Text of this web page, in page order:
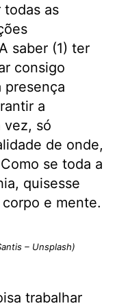
todas as
saber (1) ter
consigo
presença
a
vez, só
de onde,
se toda a
quisesse
e mente.
– Unsplash)
trabalhar